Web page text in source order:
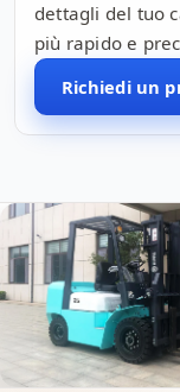
dettagli del tuo
più rapido e
Richiedi un